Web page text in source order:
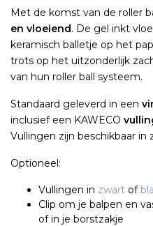
Met de komst van de roller
en vloeiend. De gel inkt
keramisch balletje op het
trots op het uitzonderlijk
van hun roller ball systeem.
Standaard geleverd in een
inclusief een KAWECO
Vullingen zijn beschikbaar in
Optioneel:
Vullingen in zwart of
Clip om je balpen en
of in je borstzakje